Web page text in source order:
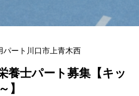
パート 川口市上青木西
養士パート募集【キッ
】